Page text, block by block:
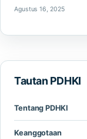
Agustus 16, 2025
Tautan PDHKI
Tentang PDHKI
Keanggotaan